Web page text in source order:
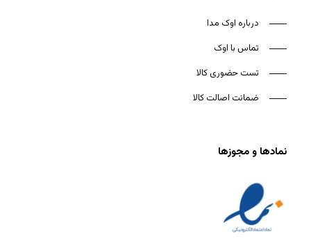
درباره اوک مدا
تماس با اوک
تست حضوری کالا
ضمانت اصالت کالا
نمادها و مجوزها